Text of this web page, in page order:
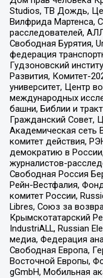
Studios, ТВ Дождь,
Вилфрида Мартенса,
расследователей,
Свободная Бурятия,
федерация
Гудзоновский
Развития, Комитет-
университет, Центр
международных
башни, Библии и
Гражданский Совет,
Академическая сеть
комитет действия,
демократию в
журналистов-
Свободная Россия
Рейн-Вестфалия,
комитет России,
Libres, Союз за
Крымскотатарский
IndustriALL, Russian
медиа, Федерация
Свободная Европа,
Восточной Европы,
gGmbH, Мобильная